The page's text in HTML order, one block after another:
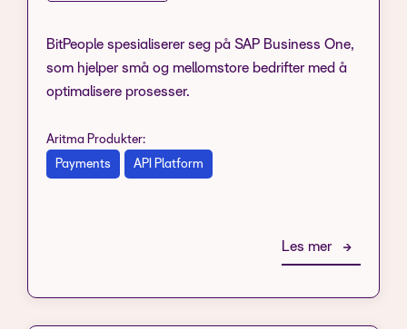
BitPeople spesialiserer seg på SAP Business One,
som hjelper små og mellomstore bedrifter med å
optimalisere prosesser.
Aritma Produkter:
Payments API Platform
Les mer